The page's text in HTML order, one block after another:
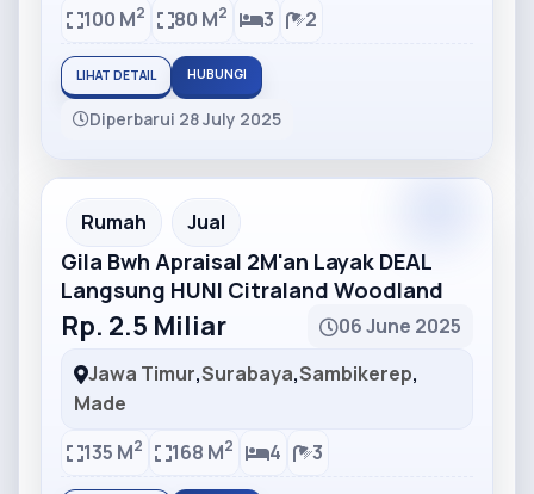
100 M2 80 M2 3 2
LIHAT DETAIL HUBUNGI
Diperbarui 28 July 2025
Partner Ad
Rumah Jual
Gila Bwh Apraisal 2M'an Layak DEAL
Langsung HUNI Citraland Woodland
Rp. 2.5 Miliar
06 June 2025
Jawa Timur,Surabaya,Sambikerep,
Made
135 M2 168 M2 4 3